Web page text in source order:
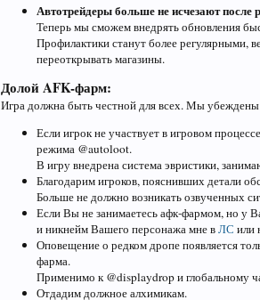
Автотрейдеры больше не исчезают после
Теперь мы сможем внедрять обновления
Профилактики станут более регулярными,
переоткрывать магазины.
Долой AFK-фарм:
Игра должна быть честной для всех. Мы убеждены
Если игрок не участвует в игровом
режима @autoloot.
В игру внедрена система эвристики,
Благодарим игроков, пояснивших детали
Больше не должно возникать озвученных
Если Вы не занимаетесь афк-фармом, но у
и никнейм Вашего персонажа мне вЛС или
Оповещение о редком дропе появляется
фарма.
Применимо к @displaydrop и глобальному
Отдадим должное алхимикам.